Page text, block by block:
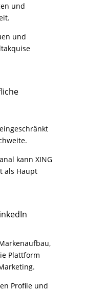
und
und
kann XING
als Haupt
Plattform
Profile und